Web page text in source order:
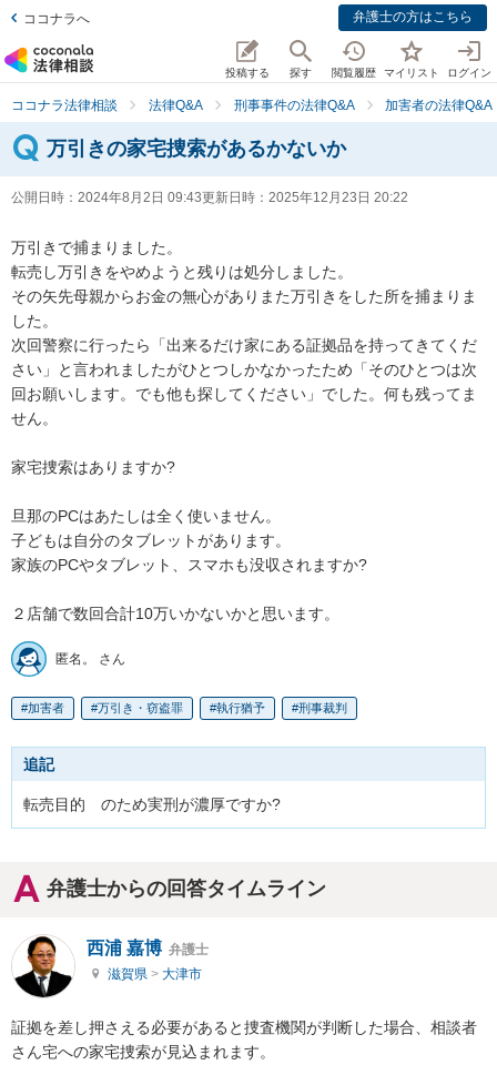
ココナラへ 弁護士の方はこちら
投稿する 探す 閲覧履歴 マイリスト ログイン
ココナラ法律相談 法律Q&A 刑事事件の法律Q&A 加害者の法律Q&A
万引きの家宅捜索があるかないか
公開日時： 2024年8月2日 09:43更新日時： 2025年12月23日 20:22
万引きで捕まりました。
転売し万引きをやめようと残りは処分しました。
その矢先母親からお金の無心がありまた万引きをした所を捕まりま
した。
次回警察に行ったら「出来るだけ家にある証拠品を持ってきてくだ
さい」と言われましたがひとつしかなかったため「そのひとつは次
回お願いします。でも他も探してください」でした。何も残ってま
せん。
家宅捜索はありますか?
旦那のPCはあたしは全く使いません。
子どもは自分のタブレットがあります。
家族のPCやタブレット、スマホも没収されますか?
２店舗で数回合計10万いかないかと思います。
匿名。 さん
加害者 万引き・窃盗罪 執行猶予 刑事裁判
追記
転売目的　のため実刑が濃厚ですか?
弁護士からの回答タイムライン
西浦 嘉博 弁護士
滋賀県 > 大津市
証拠を差し押さえる必要があると捜査機関が判断した場合、相談者
さん宅への家宅捜索が見込まれます。